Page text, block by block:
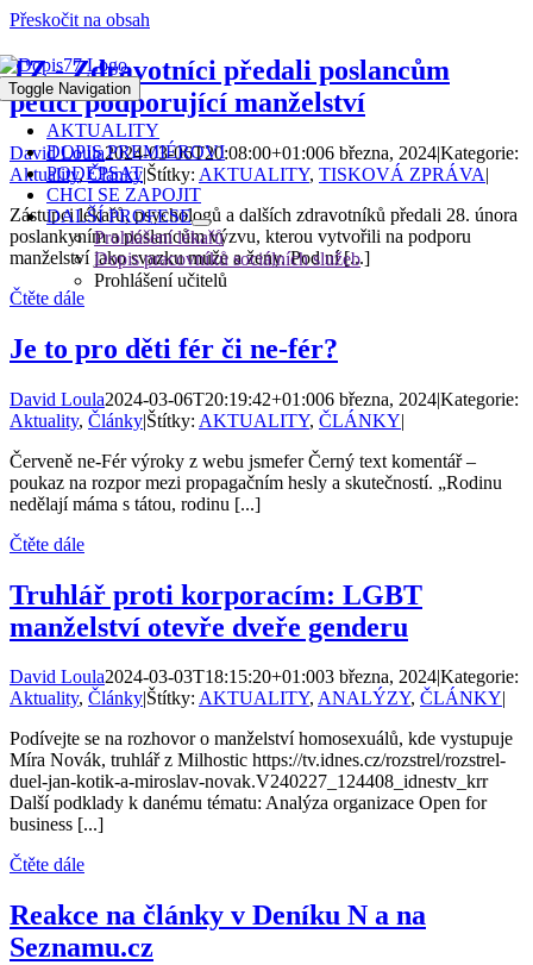
Přeskočit na obsah
Toggle Navigation
AKTUALITY
DOPIS PREMIÉROVI
PODEPSAT
CHCI SE ZAPOJIT
DALŠÍ PROFESE
Prohlášení lékařů
Dopis pracovníků sociálních služeb
Prohlášení učitelů
TZ - Zdravotníci předali poslancům
petici podporující manželství
David Loula2024-03-06T20:08:00+01:006 března, 2024|Kategorie:
Aktuality,Články|Štítky: AKTUALITY, TISKOVÁ ZPRÁVA|
Zástupci lékařů, psychologů a dalších zdravotníků předali 28. února
poslankyním a poslancům výzvu, kterou vytvořili na podporu
manželství jako svazku muže a ženy. Pod ní [...]
Čtěte dále
Je to pro děti fér či ne-fér?
David Loula2024-03-06T20:19:42+01:006 března, 2024|Kategorie:
Aktuality, Články|Štítky: AKTUALITY, ČLÁNKY|
Červeně ne-Fér výroky z webu jsmefer Černý text komentář –
poukaz na rozpor mezi propagačním hesly a skutečností. „Rodinu
nedělají máma s tátou, rodinu [...]
Čtěte dále
Truhlář proti korporacím: LGBT
manželství otevře dveře genderu
David Loula2024-03-03T18:15:20+01:003 března, 2024|Kategorie:
Aktuality, Články|Štítky: AKTUALITY, ANALÝZY, ČLÁNKY|
Podívejte se na rozhovor o manželství homosexuálů, kde vystupuje
Míra Novák, truhlář z Milhostic https://tv.idnes.cz/rozstrel/rozstrel-
duel-jan-kotik-a-miroslav-novak.V240227_124408_idnestv_krr
Další podklady k danému tématu: Analýza organizace Open for
business [...]
Čtěte dále
Reakce na články v Deníku N a na
Seznamu.cz